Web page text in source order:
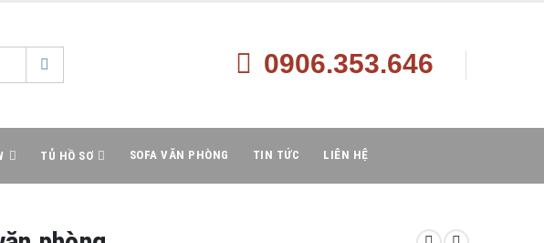
0906.353.646
TỦ HỒ SƠ SOFA VĂN PHÒNG TIN TỨC LIÊN HỆ